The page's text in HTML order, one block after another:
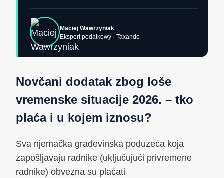
Maciej Wawrzyniak
Ekspert podatkowy · Taxando
Novčani dodatak zbog loše
vremenske situacije 2026. – tko
plaća i u kojem iznosu?
Sva njemačka građevinska poduzeća koja
zapošljavaju radnike (uključujući privremene
radnike) obvezna su plaćati